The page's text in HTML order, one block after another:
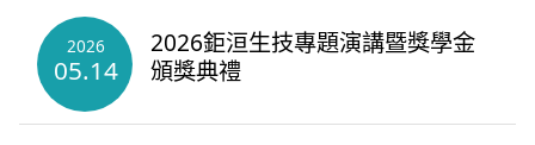
2026
05.14
2026鉅洹生技專題演講暨獎學金
頒獎典禮